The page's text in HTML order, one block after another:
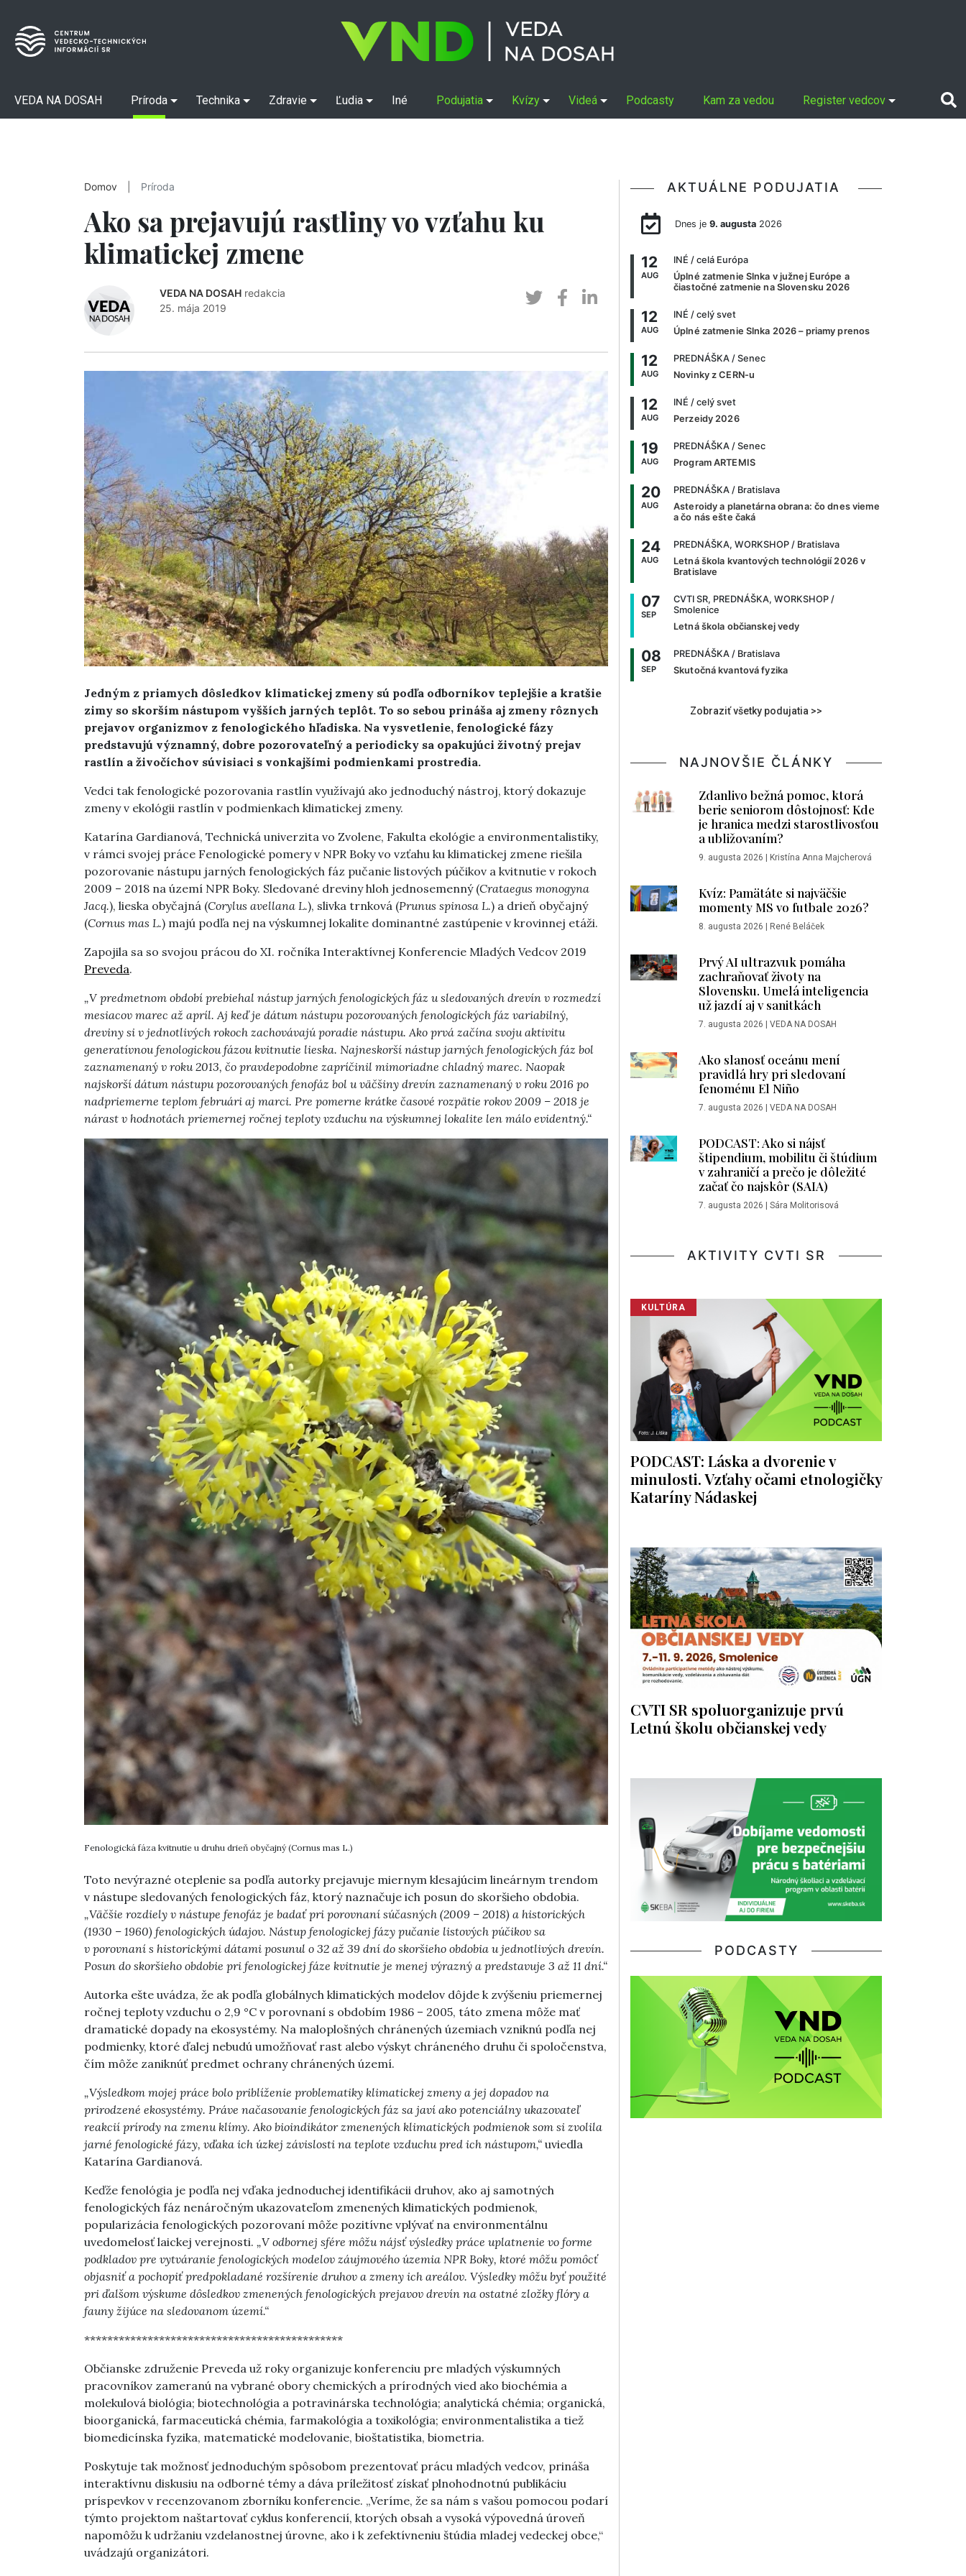
VEDA NA DOSAH Príroda Technika Zdravie Ľudia Iné Podujatia Kvízy Videá Podcasty Kam za vedou Register vedcov
Domov Príroda
Ako sa prejavujú rastliny vo vzťahu ku
klimatickej zmene
VEDA NA DOSAH redakcia
25. mája 2019
Jedným z priamych dôsledkov klimatickej zmeny sú podľa odborníkov teplejšie a kratšie
zimy so skorším nástupom vyšších jarných teplôt. To so sebou prináša aj zmeny rôznych
prejavov organizmov z fenologického hľadiska. Na vysvetlenie, fenologické fázy
predstavujú významný, dobre pozorovateľný a periodicky sa opakujúci životný prejav
rastlín a živočíchov súvisiaci s vonkajšími podmienkami prostredia.
Vedci tak fenologické pozorovania rastlín využívajú ako jednoduchý nástroj, ktorý dokazuje
zmeny v ekológii rastlín v podmienkach klimatickej zmeny.
Katarína Gardianová, Technická univerzita vo Zvolene, Fakulta ekológie a environmentalistiky,
v rámci svojej práce Fenologické pomery v NPR Boky vo vzťahu ku klimatickej zmene riešila
pozorovanie nástupu jarných fenologických fáz pučanie listových púčikov a kvitnutie v rokoch
2009 – 2018 na území NPR Boky. Sledované dreviny hloh jednosemenný (Crataegus monogyna
Jacq.), lieska obyčajná (Corylus avellana L.), slivka trnková (Prunus spinosa L.) a drieň obyčajný
(Cornus mas L.) majú podľa nej na výskumnej lokalite dominantné zastúpenie v krovinnej etáži.
Zapojila sa so svojou prácou do XI. ročníka Interaktívnej Konferencie Mladých Vedcov 2019
Preveda.
„V predmetnom období prebiehal nástup jarných fenologických fáz u sledovaných drevín v rozmedzí
mesiacov marec až apríl. Aj keď je dátum nástupu pozorovaných fenologických fáz variabilný,
dreviny si v jednotlivých rokoch zachovávajú poradie nástupu. Ako prvá začína svoju aktivitu
generatívnou fenologickou fázou kvitnutie lieska. Najneskorší nástup jarných fenologických fáz bol
zaznamenaný v roku 2013, čo pravdepodobne zapríčinil mimoriadne chladný marec. Naopak
najskorší dátum nástupu pozorovaných fenofáz bol u väčšiny drevín zaznamenaný v roku 2016 po
nadpriemerne teplom februári aj marci. Pre pomerne krátke časové rozpätie rokov 2009 – 2018 je
nárast v hodnotách priemernej ročnej teploty vzduchu na výskumnej lokalite len málo evidentný.“
Fenologická fáza kvitnutie u druhu drieň obyčajný (Cornus mas L.)
Toto nevýrazné oteplenie sa podľa autorky prejavuje miernym klesajúcim lineárnym trendom
v nástupe sledovaných fenologických fáz, ktorý naznačuje ich posun do skoršieho obdobia.
„Väčšie rozdiely v nástupe fenofáz je badať pri porovnaní súčasných (2009 – 2018) a historických
(1930 – 1960) fenologických údajov. Nástup fenologickej fázy pučanie listových púčikov sa
v porovnaní s historickými dátami posunul o 32 až 39 dní do skoršieho obdobia u jednotlivých drevín.
Posun do skoršieho obdobie pri fenologickej fáze kvitnutie je menej výrazný a predstavuje 3 až 11 dní.“
Autorka ešte uvádza, že ak podľa globálnych klimatických modelov dôjde k zvýšeniu priemernej
ročnej teploty vzduchu o 2,9 °C v porovnaní s obdobím 1986 – 2005, táto zmena môže mať
dramatické dopady na ekosystémy. Na maloplošných chránených územiach vzniknú podľa nej
podmienky, ktoré ďalej nebudú umožňovať rast alebo výskyt chráneného druhu či spoločenstva,
čím môže zaniknúť predmet ochrany chránených území.
„Výsledkom mojej práce bolo priblíženie problematiky klimatickej zmeny a jej dopadov na
prirodzené ekosystémy. Práve načasovanie fenologických fáz sa javí ako potenciálny ukazovateľ
reakcií prírody na zmenu klímy. Ako bioindikátor zmenených klimatických podmienok som si zvolila
jarné fenologické fázy, vďaka ich úzkej závislosti na teplote vzduchu pred ich nástupom,“ uviedla
Katarína Gardianová.
Keďže fenológia je podľa nej vďaka jednoduchej identifikácii druhov, ako aj samotných
fenologických fáz nenáročným ukazovateľom zmenených klimatických podmienok,
popularizácia fenologických pozorovaní môže pozitívne vplývať na environmentálnu
uvedomelosť laickej verejnosti. „V odbornej sfére môžu nájsť výsledky práce uplatnenie vo forme
podkladov pre vytváranie fenologických modelov záujmového územia NPR Boky, ktoré môžu pomôcť
objasniť a pochopiť predpokladané rozšírenie druhov a zmeny ich areálov. Výsledky môžu byť použité
pri ďalšom výskume dôsledkov zmenených fenologických prejavov drevín na ostatné zložky flóry a
fauny žijúce na sledovanom území.“
*********************************************
Občianske združenie Preveda už roky organizuje konferenciu pre mladých výskumných
pracovníkov zameranú na vybrané obory chemických a prírodných vied ako biochémia a
molekulová biológia; biotechnológia a potravinárska technológia; analytická chémia; organická,
bioorganická, farmaceutická chémia, farmakológia a toxikológia; environmentalistika a tiež
biomedicínska fyzika, matematické modelovanie, bioštatistika, biometria.
Poskytuje tak možnosť jednoduchým spôsobom prezentovať prácu mladých vedcov, prináša
interaktívnu diskusiu na odborné témy a dáva príležitosť získať plnohodnotnú publikáciu
príspevkov v recenzovanom zborníku konferencie. „Veríme, že sa nám s vašou pomocou podarí
týmto projektom naštartovať cyklus konferencií, ktorých obsah a vysoká výpovedná úroveň
napomôžu k udržaniu vzdelanostnej úrovne, ako i k zefektívneniu štúdia mladej vedeckej obce,“
uvádzajú organizátori.
AKTUÁLNE PODUJATIA
Dnes je 9. augusta2026
12
AUG
INÉ / celá Európa
Úplné zatmenie Slnka v južnej Európe a
čiastočné zatmenie na Slovensku 2026
12
AUG
INÉ / celý svet
Úplné zatmenie Slnka 2026 – priamy prenos
12
AUG
PREDNÁŠKA / Senec
Novinky z CERN-u
12
AUG
INÉ / celý svet
Perzeidy 2026
19
AUG
PREDNÁŠKA / Senec
Program ARTEMIS
20
AUG
PREDNÁŠKA / Bratislava
Asteroidy a planetárna obrana: čo dnes vieme
a čo nás ešte čaká
24
AUG
PREDNÁŠKA, WORKSHOP / Bratislava
Letná škola kvantových technológií 2026 v
Bratislave
07
SEP
CVTI SR, PREDNÁŠKA, WORKSHOP /
Smolenice
Letná škola občianskej vedy
08
SEP
PREDNÁŠKA / Bratislava
Skutočná kvantová fyzika
Zobraziť všetky podujatia >>
NAJNOVŠIE ČLÁNKY
Zdanlivo bežná pomoc, ktorá
berie seniorom dôstojnosť: Kde
je hranica medzi starostlivosťou
a ubližovaním?
9. augusta 2026 | Kristína Anna Majcherová
Kvíz: Pamätáte si najväčšie
momenty MS vo futbale 2026?
8. augusta 2026 | René Beláček
Prvý AI ultrazvuk pomáha
zachraňovať životy na
Slovensku. Umelá inteligencia
už jazdí aj v sanitkách
7. augusta 2026 | VEDA NA DOSAH
Ako slanosť oceánu mení
pravidlá hry pri sledovaní
fenoménu El Niño
7. augusta 2026 | VEDA NA DOSAH
PODCAST: Ako si nájsť
štipendium, mobilitu či štúdium
v zahraničí a prečo je dôležité
začať čo najskôr (SAIA)
7. augusta 2026 | Sára Molitorisová
AKTIVITY CVTI SR
KULTÚRA
PODCAST: Láska a dvorenie v
minulosti. Vzťahy očami etnologičky
Kataríny Nádaskej
CVTI SR spoluorganizuje prvú
Letnú školu občianskej vedy
PODCASTY